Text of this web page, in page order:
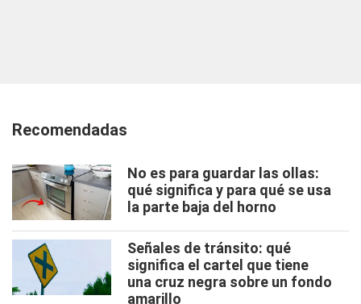
Recomendadas
No es para guardar las ollas:
qué significa y para qué se usa
la parte baja del horno
Señales de tránsito: qué
significa el cartel que tiene
una cruz negra sobre un fondo
amarillo